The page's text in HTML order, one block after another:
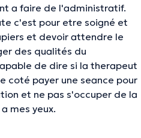
a faire de l'administratif.
c'est pour etre soigné et
et devoir attendre le
des qualités du
de dire si la therapeut
coté payer une seance pour
et ne pas s'occuper de la
mes yeux.